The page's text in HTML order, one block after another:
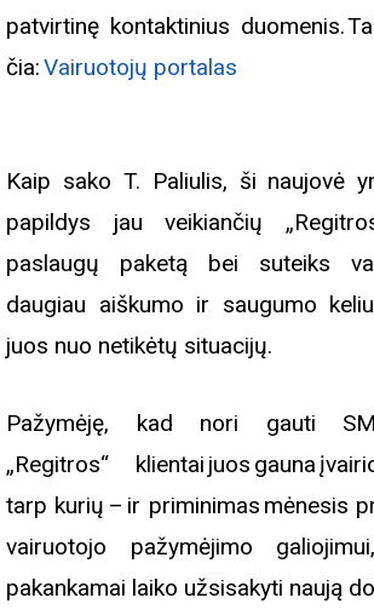
patvirtinę kontaktinius duomenis.
čia:Vairuotojų portalas
Kaip sako T. Paliulis, ši naujovė
papildys jau veikiančių
paslaugų paketą bei suteiks
daugiau aiškumo ir saugumo
juos nuo netikėtų situacijų.
Pažymėję, kad nori gauti
„Regitros“ klientai juos gauna
tarp kurių – ir priminimas mėnesis
vairuotojo pažymėjimo
pakankamai laiko užsisakyti naują